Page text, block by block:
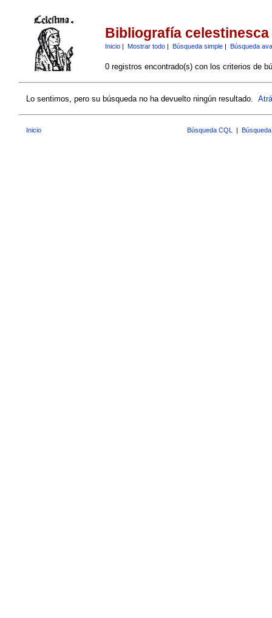
Bibliografía celestinesca
Inicio| Mostrar todo| Búsqueda simple| Búsqueda
0 registros encontrado(s) con los criterios de
Lo sentimos, pero su búsqueda no ha devuelto ningún resultado.
Inicio Búsqueda CQL |